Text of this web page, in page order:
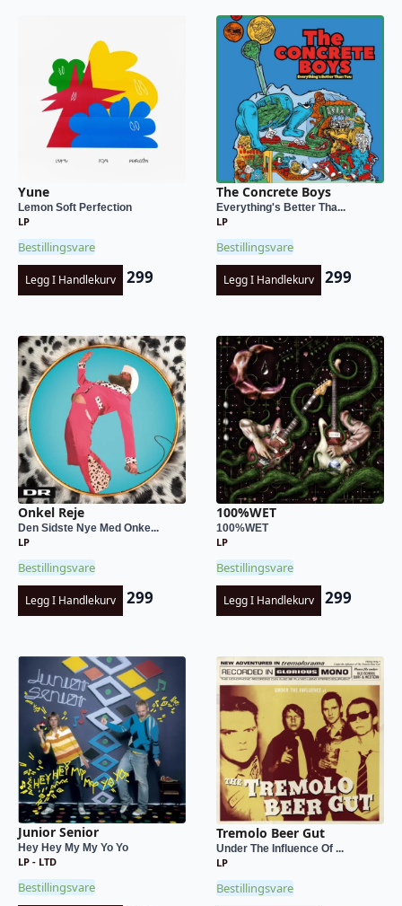
Yune
Lemon Soft Perfection
LP
Bestillingsvare
Legg I Handlekurv 299
The Concrete Boys
Everything's Better Tha...
LP
Bestillingsvare
Legg I Handlekurv 299
Onkel Reje
Den Sidste Nye Med Onke...
LP
Bestillingsvare
Legg I Handlekurv 299
100%WET
100%WET
LP
Bestillingsvare
Legg I Handlekurv 299
Junior Senior
Hey Hey My My Yo Yo
LP - LTD
Bestillingsvare
Tremolo Beer Gut
Under The Influence Of ...
LP
Bestillingsvare